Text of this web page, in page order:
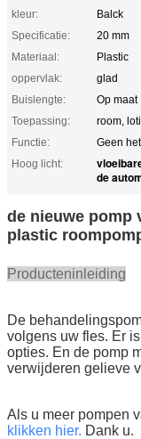
kleur:
Balck
Specificatie:
20 mm
Materiaal:
Plastic
oppervlak:
glad
Buislengte:
Op maat
Toepassing:
room,
Functie:
Geen
Hoog licht:
de
de nieuwe pomp
plastic
Producteninleiding
De
volgens uw fles. Er
opties. En de pomp
verwijderen gelieve
Als u meer pompen
klikken hier. Dank u.